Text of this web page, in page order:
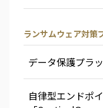
ランサムウェア対策
データ保護プラ
自律型エンドポ